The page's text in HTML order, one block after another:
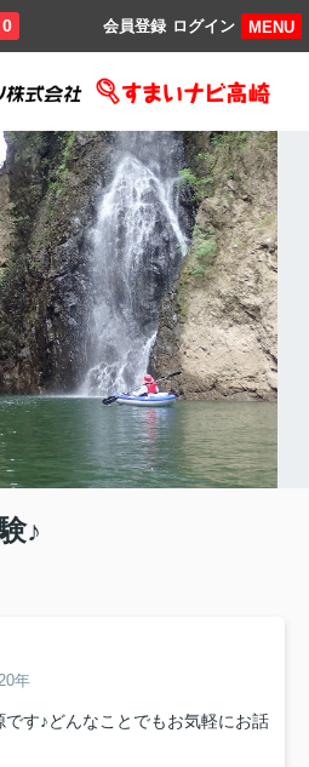
0 MENU
ログイン
会員登録
♪
年
す♪どんなことでもお気軽にお話